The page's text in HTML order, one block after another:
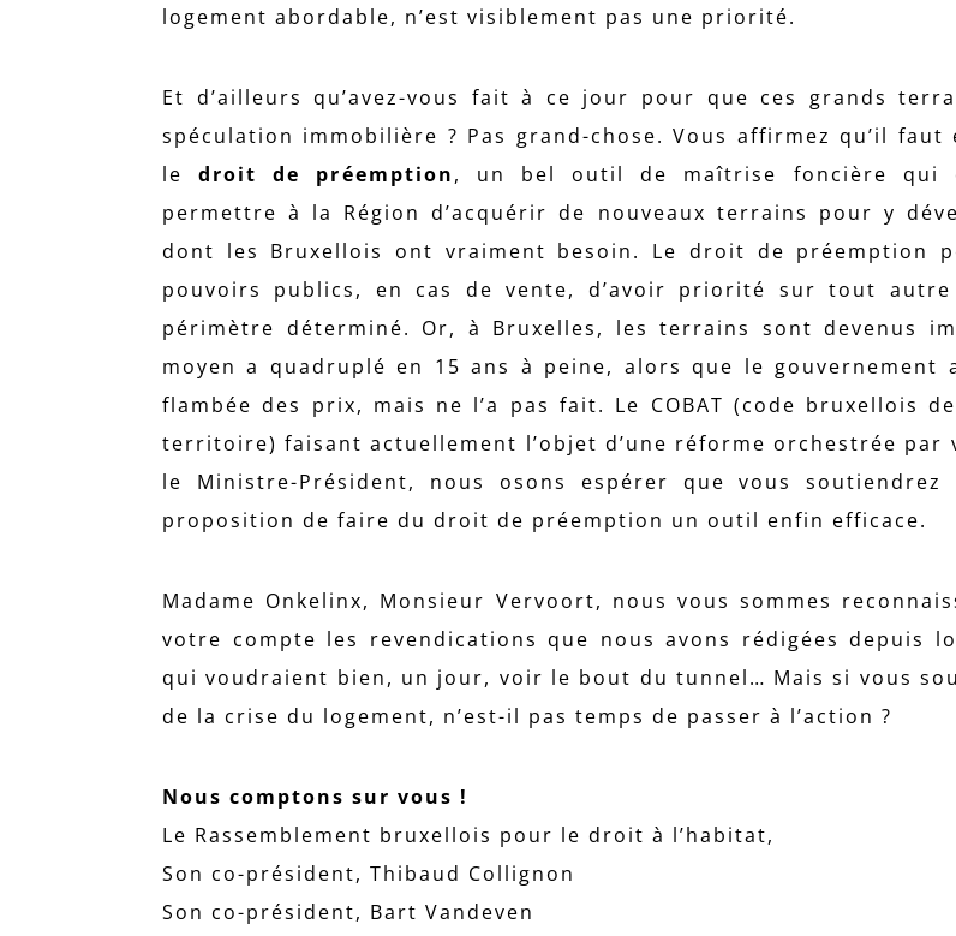
logement abordable, n’est visiblement pas une priorité.
Et d’ailleurs qu’avez-vous fait à ce jour pour que ces grands
spéculation immobilière ? Pas grand-chose. Vous affirmez qu’il
le droit de préemption, un bel outil de maîtrise foncière qui
permettre à la Région d’acquérir de nouveaux terrains pour y
dont les Bruxellois ont vraiment besoin. Le droit de préemption
pouvoirs publics, en cas de vente, d’avoir priorité sur tout autre
périmètre déterminé. Or, à Bruxelles, les terrains sont devenus
moyen a quadruplé en 15 ans à peine, alors que le gouvernement
flambée des prix, mais ne l’a pas fait. Le COBAT (code bruxellois
territoire) faisant actuellement l’objet d’une réforme orchestrée par
le Ministre-Président, nous osons espérer que vous
proposition de faire du droit de préemption un outil enfin efficace.
Madame Onkelinx, Monsieur Vervoort, nous vous sommes
votre compte les revendications que nous avons rédigées depuis
qui voudraient bien, un jour, voir le bout du tunnel… Mais si vous
de la crise du logement, n’est-il pas temps de passer à l’action ?
Nous comptons sur vous !
Le Rassemblement bruxellois pour le droit à l’habitat,
Son co-président, Thibaud Collignon
Son co-président, Bart Vandeven